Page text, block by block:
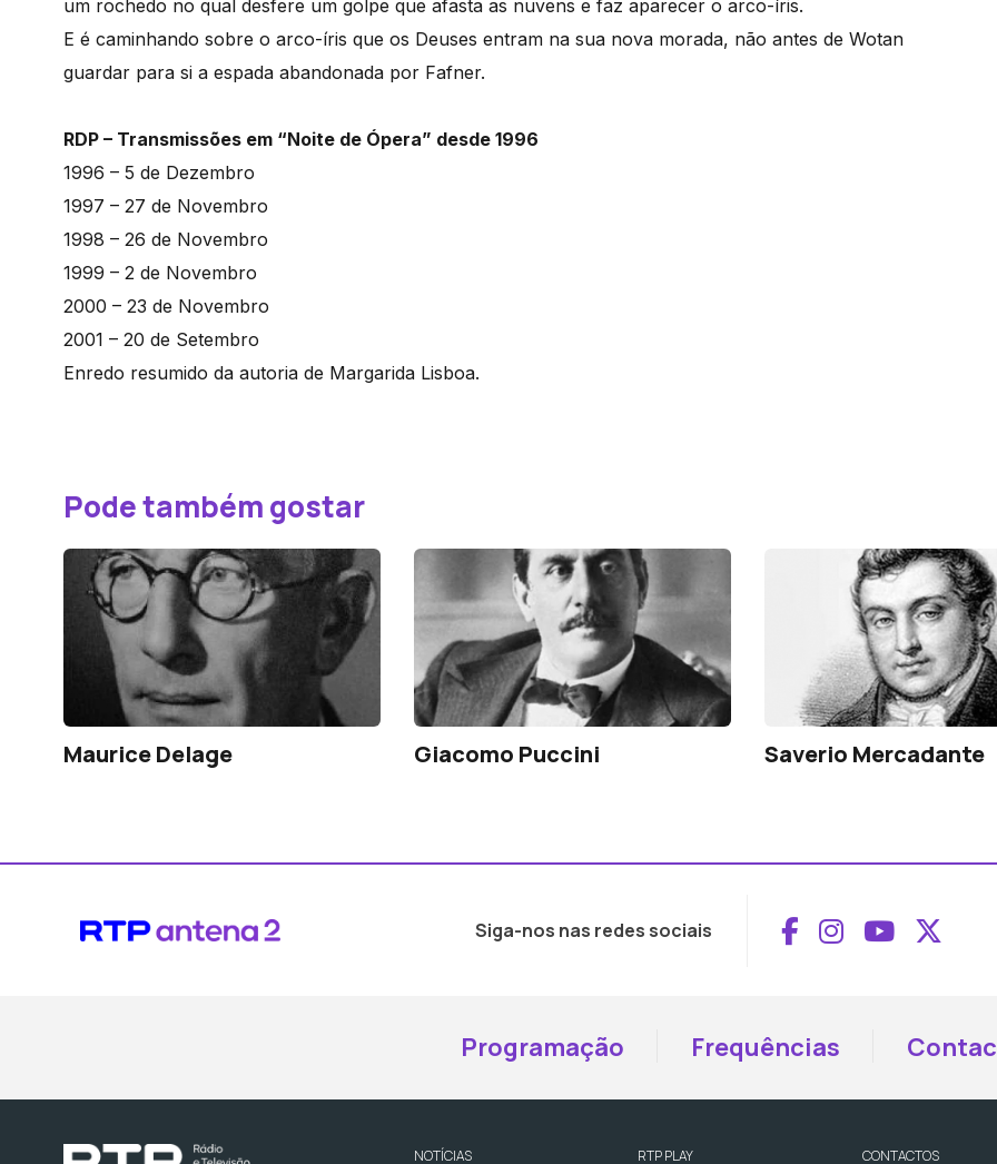
um rochedo no qual desfere um golpe que afasta as nuvens e faz aparecer o arco-íris.
E é caminhando sobre o arco-íris que os Deuses entram na sua nova morada, não antes de Wotan
guardar para si a espada abandonada por Fafner.
RDP – Transmissões em “Noite de Ópera” desde 1996
1996 – 5 de Dezembro
1997 – 27 de Novembro
1998 – 26 de Novembro
1999 – 2 de Novembro
2000 – 23 de Novembro
2001 – 20 de Setembro
Enredo resumido da autoria de Margarida Lisboa.
Pode também gostar
Maurice Delage Giacomo Puccini Saverio Mercadante
Siga-nos nas redes sociais Aceder ao
Aceder ao
Aceder
Programação Frequências
NOTÍCIAS RTP PLAY CONTACTOS